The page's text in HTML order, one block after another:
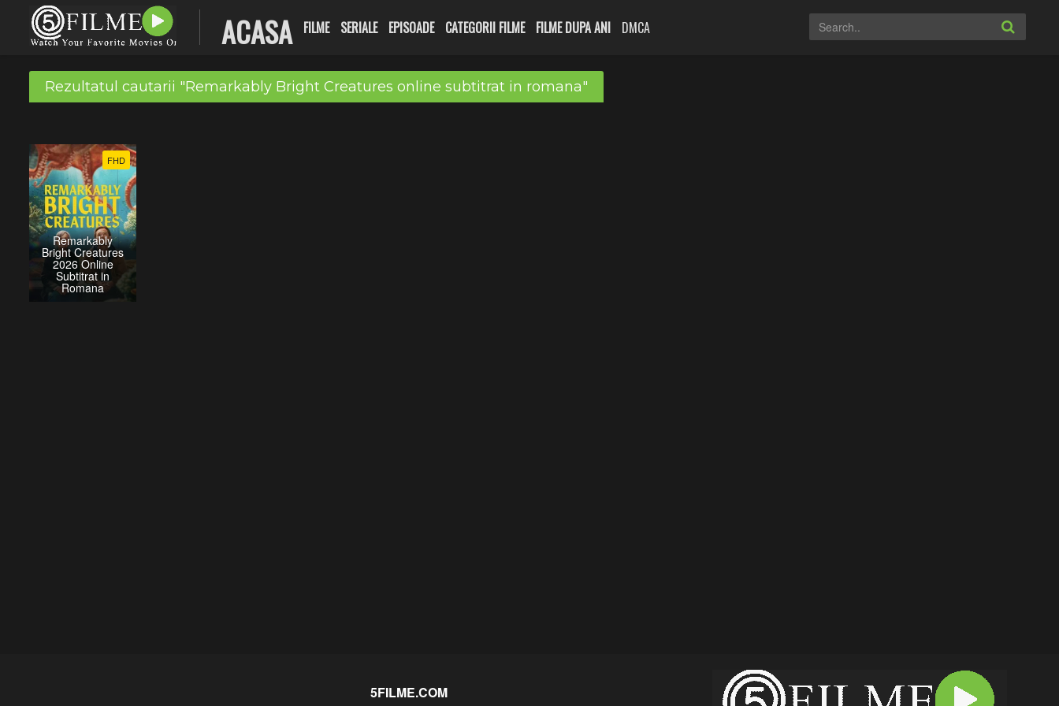
ACASA FILME SERIALE EPISOADE CATEGORII FILME FILME DUPA ANI DMCA
Rezultatul cautarii "Remarkably Bright Creatures online subtitrat in romana"
FHD
Remarkably
Bright Creatures
2026 Online
Subtitrat in
Romana
5FILME.COM